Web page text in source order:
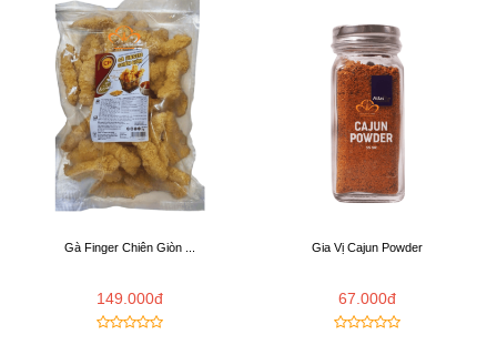
Gà Finger Chiên Giòn ...
149.000đ
Gia Vị Cajun Powder
67.000đ